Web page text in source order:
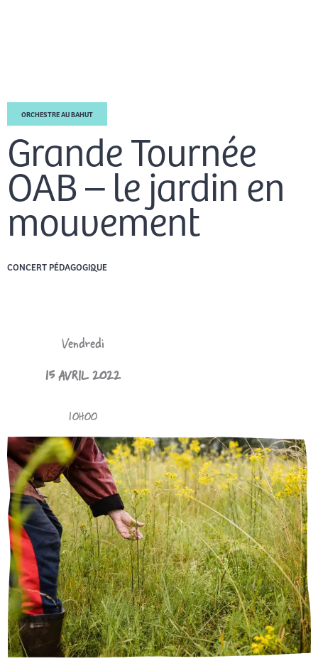
ORCHESTRE AU BAHUT
Grande Tournée
OAB – le jardin en
mouvement
CONCERT PÉDAGOGIQUE
Vendredi
15 AVRIL 2022
10H00